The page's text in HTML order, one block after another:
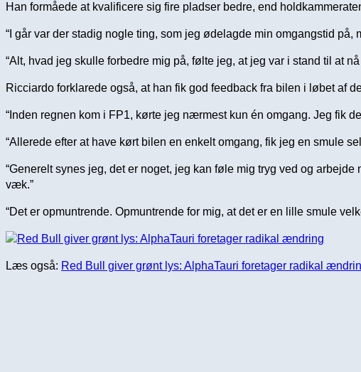
Han formåede at kvalificere sig fire pladser bedre, end
“I går var der stadig nogle ting, som jeg ødelagde min omgangstid
“Alt, hvad jeg skulle forbedre mig på, følte jeg, at jeg var i stand til at
Ricciardo forklarede også, at han fik god feedback fra bilen i løbet af
“Inden regnen kom i FP1, kørte jeg nærmest kun én omgang. Jeg fik
“Allerede efter at have kørt bilen en enkelt omgang, fik jeg en smule
“Generelt synes jeg, det er noget, jeg kan føle mig tryg ved og
væk.”
“Det er opmuntrende. Opmuntrende for mig, at det er en lille smule
Læs også: Red Bull giver grønt lys: AlphaTauri foretager radikal